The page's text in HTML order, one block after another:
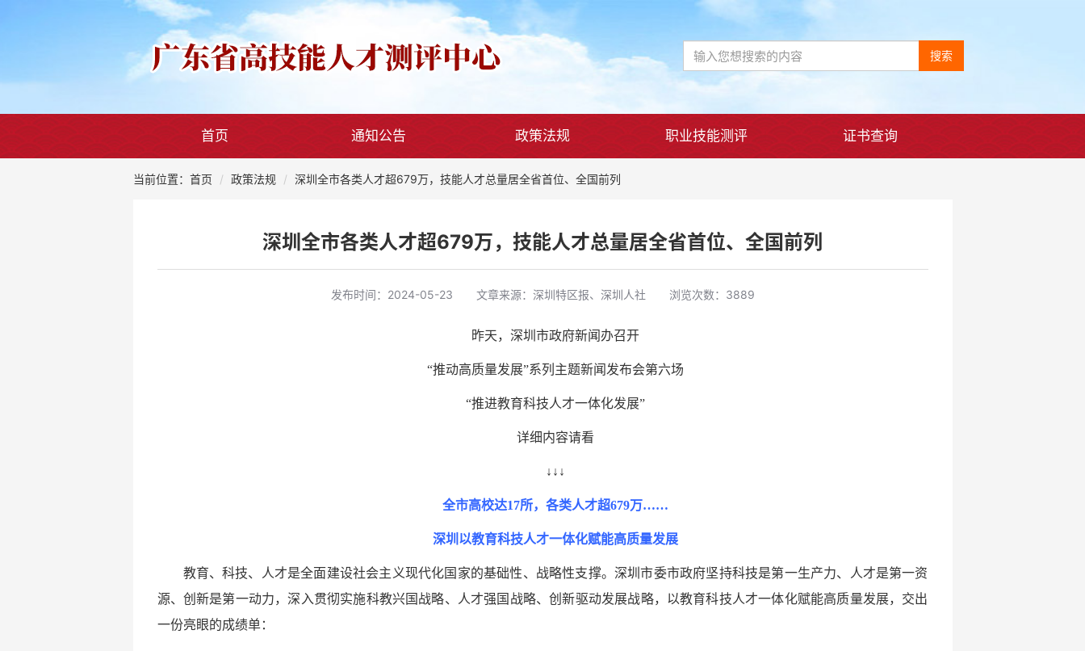
搜索
首页 通知公告 政策法规 职业技能测评 证书查询
当前位置：首页 政策法规 深圳全市各类人才超679万，技能人才总量居全省首位、全国前列
深圳全市各类人才超679万，技能人才总量居全省首位、全国前列
发布时间： 2024-05-23 文章来源： 深圳特区报、深圳人社 浏览次数：3889
昨天，深圳市政府新闻办召开
“推动高质量发展”系列主题新闻发布会第六场
“推进教育科技人才一体化发展”
详细内容请看
↓↓↓
全市高校达17所，各类人才超679万……
深圳以教育科技人才一体化赋能高质量发展
教育、科技、人才是全面建设社会主义现代化国家的基础性、战略性支撑。深圳市委市政府坚持科技是第一生产力、人才是第一资
源、创新是第一动力，深入贯彻实施科教兴国战略、人才强国战略、创新驱动发展战略，以教育科技人才一体化赋能高质量发展，交出
一份亮眼的成绩单：